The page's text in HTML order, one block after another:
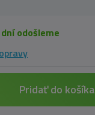
odošleme
Pridať do košíka